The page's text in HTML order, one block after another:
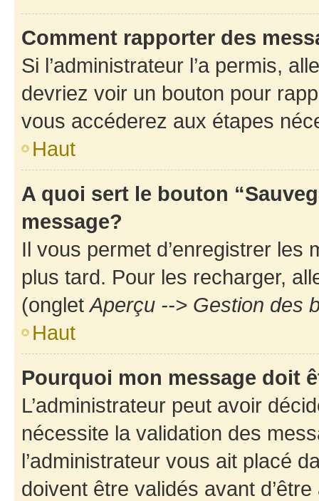
Comment rapporter des
Si l’administrateur l’a permis,
devriez voir un bouton pour
vous accéderez aux étapes
Haut
A quoi sert le bouton
message?
Il vous permet d’enregistrer
plus tard. Pour les recharger,
(ongletAperçu --> Gestion des
Haut
Pourquoi mon message doit
L’administrateur peut avoir
nécessite la validation des
l’administrateur vous ait placé
doivent être validés avant